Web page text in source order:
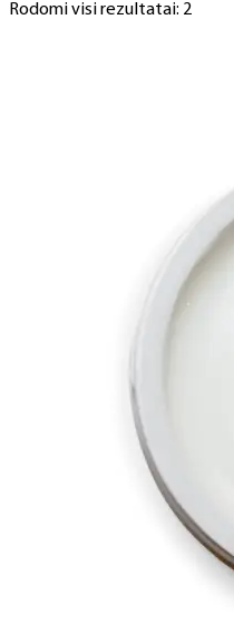
Rodomi visi rezultatai: 2